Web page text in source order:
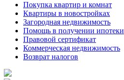
Покупка квартир и комнат
Квартиры в новостройках
Загородная недвижимость
Помощь в получении ипотеки
Правовой сертификат
Коммерческая недвижимость
Возврат налогов